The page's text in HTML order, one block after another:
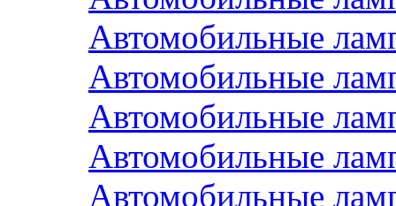
Автомобильные
Автомобильные
Автомобильные
Автомобильные
Автомобильные